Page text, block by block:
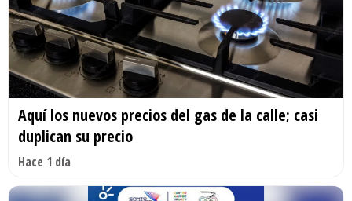
Aquí los nuevos precios del gas de la calle; casi
duplican su precio
Hace 1 día